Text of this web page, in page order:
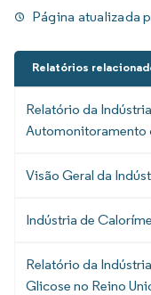
Página atualizada
Relatórios
Relatório da
Automonitoramento
Visão Geral da
Indústria de
Relatório da
Glicose no Reino